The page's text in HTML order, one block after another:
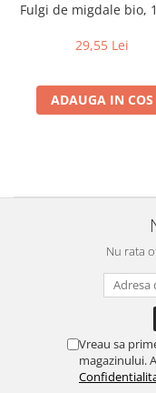
Fulgi de migdale bio,
29,55 Lei
ADAUGA IN COS
Nu rata
Vreau sa
magazinului.